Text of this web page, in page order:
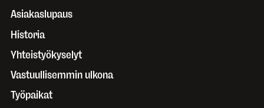
Asiakaslupaus
Historia
Yhteistyökyselyt
Vastuullisemmin ulkona
Työpaikat